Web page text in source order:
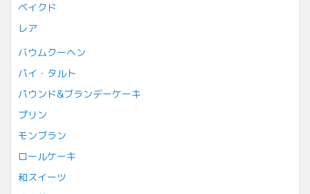
ベイクド
レア
バウムクーヘン
パイ・タルト
パウンド&ブランデーケーキ
プリン
モンブラン
ロールケーキ
和スイーツ